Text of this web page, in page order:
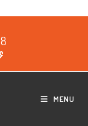
MENU